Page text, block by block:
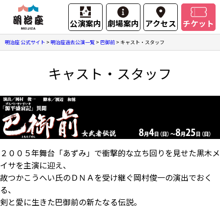
公演案内 劇場案内 アクセス チケット
明治座 公式サイト > 明治座過去公演一覧 > 巴御前 > キャスト・スタッフ
キャスト・スタッフ
２００５年舞台「あずみ」で衝撃的な立ち回りを見せた黒木メ
イサを主演に迎え、
故つかこうへい氏のＤＮＡを受け継ぐ岡村俊一の演出でおく
る、
剣と愛に生きた巴御前の新たなる伝説。